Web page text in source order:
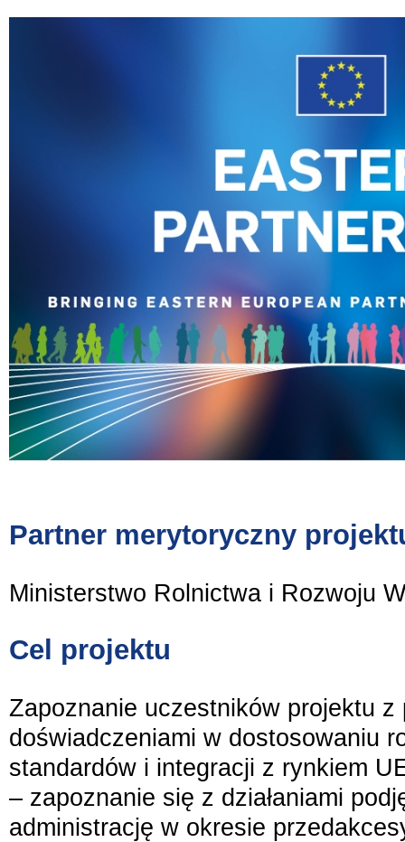
Partner merytoryczny
Ministerstwo Rolnictwa i Rozwoju
Cel projektu
Zapoznanie uczestników projektu z
doświadczeniami w dostosowaniu
standardów i integracji z rynkiem
– zapoznanie się z działaniami
administrację w okresie